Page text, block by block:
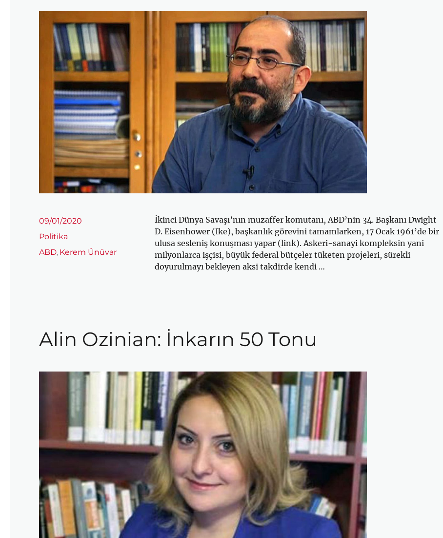
İkinci Dünya Savaşı’nın muzaffer komutanı, ABD’nin 34. Başkanı Dwight
D. Eisenhower (Ike), başkanlık görevini tamamlarken, 17 Ocak 1961’de bir
ulusa sesleniş konuşması yapar (link). Askeri-sanayi kompleksin yani
milyonlarca işçisi, büyük federal bütçeler tüketen projeleri, sürekli
doyurulmayı bekleyen aksi takdirde kendi …
Yayın
09/01/2020
Kategoriler
Politika
Etiketler
ABD, Kerem Ünüvar
Alin Ozinian: İnkarın 50 Tonu